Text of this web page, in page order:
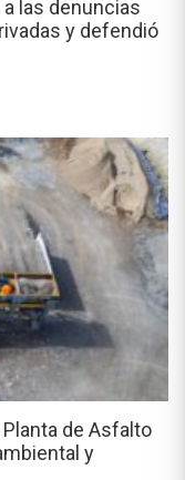
las denuncias
y defendió
de Asfalto
y